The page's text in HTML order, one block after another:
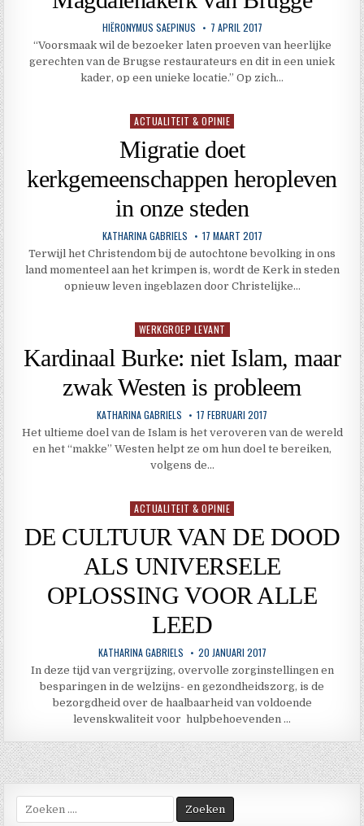
HIËRONYMUS SAEPINUS 7 APRIL 2017
“Voorsmaak wil de bezoeker laten proeven van heerlijke
gerechten van de Brugse restaurateurs en dit in een uniek
kader, op een unieke locatie.” Op zich…
Geplaatst
ACTUALITEIT & OPINIE
Migratie doet
kerkgemeenschappen heropleven
in onze steden
KATHARINA GABRIELS 17 MAART 2017
Terwijl het Christendom bij de autochtone bevolking in ons
land momenteel aan het krimpen is, wordt de Kerk in steden
opnieuw leven ingeblazen door Christelijke…
Geplaatst
WERKGROEP LEVANT
Kardinaal Burke: niet Islam, maar
zwak Westen is probleem
KATHARINA GABRIELS 17 FEBRUARI 2017
Het ultieme doel van de Islam is het veroveren van de wereld
en het “makke” Westen helpt ze om hun doel te bereiken,
volgens de…
Geplaatst
ACTUALITEIT & OPINIE
DE CULTUUR VAN DE DOOD
ALS UNIVERSELE
OPLOSSING VOOR ALLE
LEED
KATHARINA GABRIELS 20 JANUARI 2017
In deze tijd van vergrijzing, overvolle zorginstellingen en
besparingen in de welzijns- en gezondheidszorg, is de
bezorgdheid over de haalbaarheid van voldoende
levenskwaliteit voor hulpbehoevenden …
naar: